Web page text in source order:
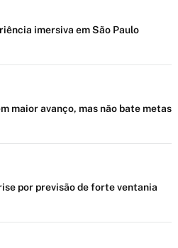
imersiva em São Paulo
maior avanço, mas não bate metas
por previsão de forte ventania